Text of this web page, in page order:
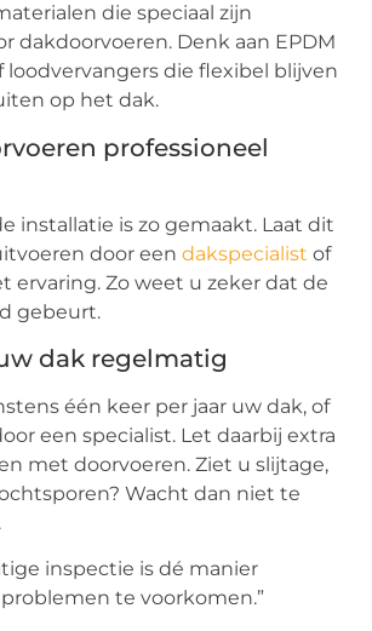
die speciaal zijn
dakdoorvoeren. Denk aan EPDM
die flexibel blijven
op het dak.
professioneel
installatie is zo gemaakt. Laat dit
door eendakspecialist of
ervaring. Zo weet u zeker dat de
gebeurt.
dak regelmatig
één keer per jaar uw dak, of
een specialist. Let daarbij extra
met doorvoeren. Ziet u slijtage,
Wacht dan niet te
inspectie is dé manier
te voorkomen.”